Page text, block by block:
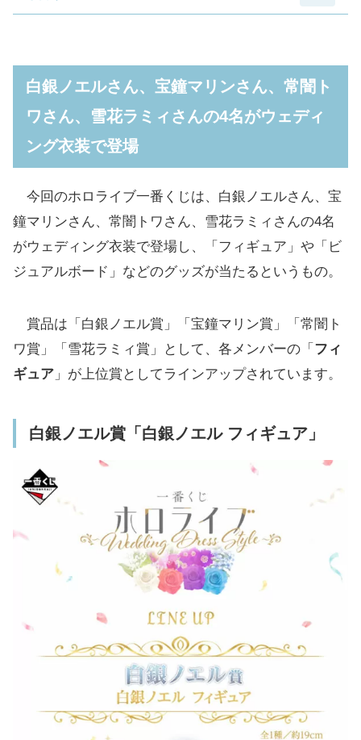
さん、雪花ラミィさんの4名がウェディング
衣装で登場
白銀ノエル賞「白銀ノエル フィギュア」
宝鐘マリン賞「宝鐘マリン フィギュア」
雪花ラミィ賞「雪花ラミィ フィギュア」
ちょこのっこ賞「ちょこのっこフィギュア」(全4
＆ステッカー」もあり
缶バッジ賞「缶バッジセット」(全8種/ランダム)
アクリルスタンド賞「オーロラアクリルスタン
ド」(全8種/ランダム)
きゅんキャラ賞「ラバーチャーム」(全4種)
クリアファイル＆ステッカー賞「クリアファイ
ル＆ステッカー」(全4種)
ラストワン賞は「ブックレット」
「ちょこのっこフィギュア4体セット」が当
たるダブルチャンスキャンペーンもあり
「一番くじ ホロライブ ～Wedding Dress
白銀ノエルさん、宝鐘マリンさん、常闇ト
ワさん、雪花ラミィさんの4名がウェディ
ング衣装で登場
今回のホロライブ一番くじは、白銀ノエルさん、宝
鐘マリンさん、常闇トワさん、雪花ラミィさんの4名
がウェディング衣装で登場し、「フィギュア」や「ビ
ジュアルボード」などのグッズが当たるというもの。
賞品は「白銀ノエル賞」「宝鐘マリン賞」「常闇ト
ワ賞」「雪花ラミィ賞」として、各メンバーの「 フィ
ギュア 」が上位賞としてラインアップされています。
白銀ノエル賞「白銀ノエル フィギュア」